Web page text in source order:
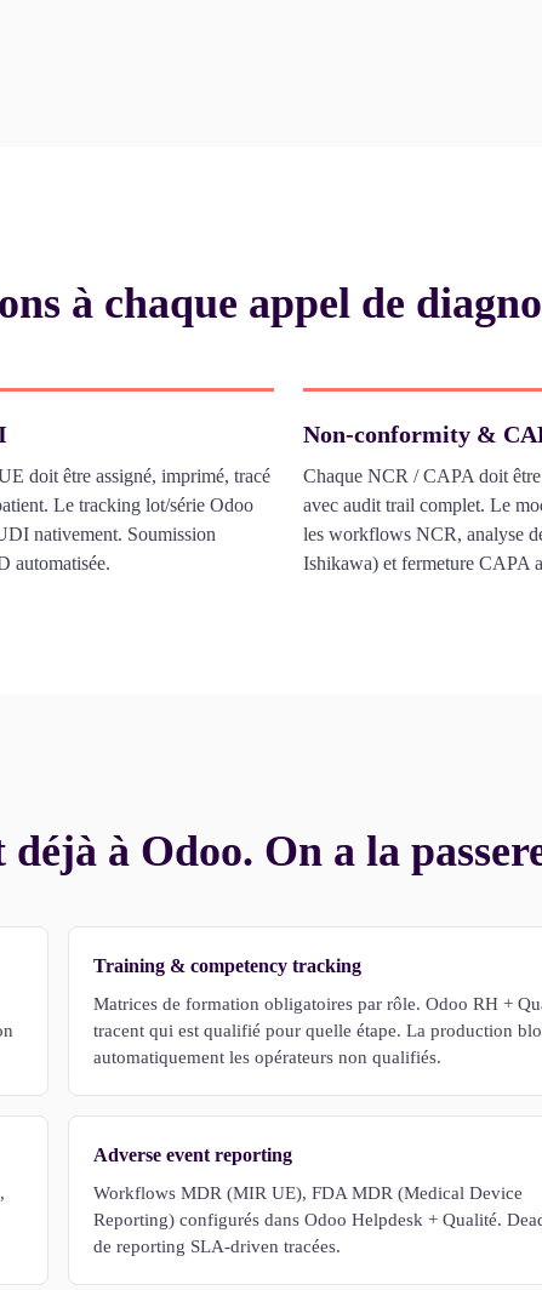
à chaque appel de
doit être assigné, imprimé, tracé
Le tracking lot/série Odoo
nativement. Soumission
Non-conformity &
Chaque NCR / CAPA doit être
avec audit trail complet. Le
les workflows NCR, analyse
Ishikawa) et fermeture CAPA
à Odoo. On a la
Training & competency tracking
Matrices de formation obligatoires par rôle. Odoo RH +
tracent qui est qualifié pour quelle étape. La production
automatiquement les opérateurs non qualifiés.
Adverse event reporting
Workflows MDR (MIR UE), FDA MDR (Medical Device
Reporting) configurés dans Odoo Helpdesk + Qualité.
de reporting SLA-driven tracées.